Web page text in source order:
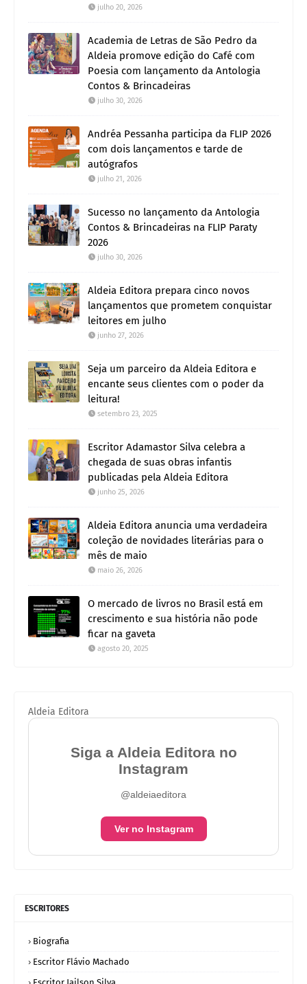
julho 20, 2026
Academia de Letras de São Pedro da
Aldeia promove edição do Café com
Poesia com lançamento da Antologia
Contos & Brincadeiras
julho 30, 2026
Andréa Pessanha participa da FLIP 2026
com dois lançamentos e tarde de
autógrafos
julho 21, 2026
Sucesso no lançamento da Antologia
Contos & Brincadeiras na FLIP Paraty
2026
julho 30, 2026
Aldeia Editora prepara cinco novos
lançamentos que prometem conquistar
leitores em julho
junho 27, 2026
Seja um parceiro da Aldeia Editora e
encante seus clientes com o poder da
leitura!
setembro 23, 2025
Escritor Adamastor Silva celebra a
chegada de suas obras infantis
publicadas pela Aldeia Editora
junho 25, 2026
Aldeia Editora anuncia uma verdadeira
coleção de novidades literárias para o
mês de maio
maio 26, 2026
O mercado de livros no Brasil está em
crescimento e sua história não pode
ficar na gaveta
agosto 20, 2025
Aldeia Editora
Siga a Aldeia Editora no
Instagram
@aldeiaeditora
Ver no Instagram
ESCRITORES
Biografia
Escritor Flávio Machado